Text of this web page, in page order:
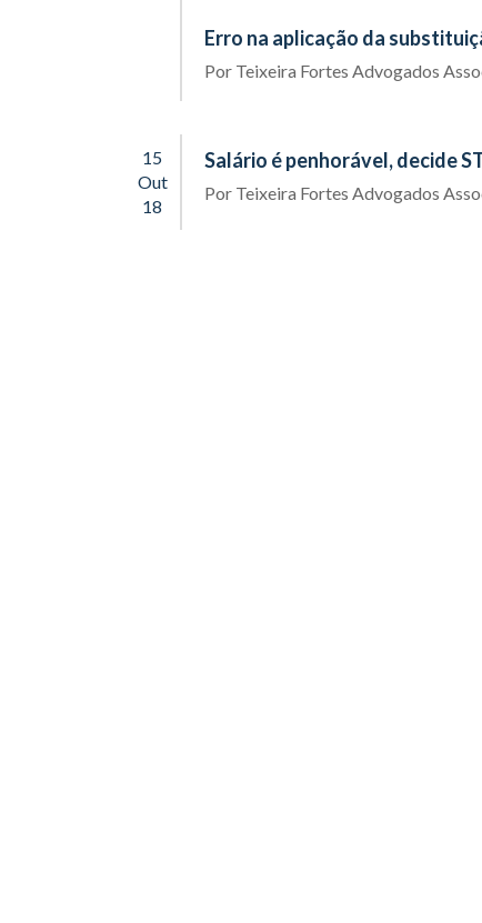
Erro na aplicação da
Por Teixeira Fortes Advogados
15
Out
18
Salário é penhorável, decide
Por Teixeira Fortes Advogados